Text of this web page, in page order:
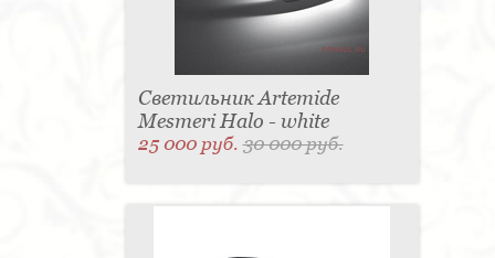
Светильник Artemide
Mesmeri Halo - white
25 000 руб.30 000 руб.